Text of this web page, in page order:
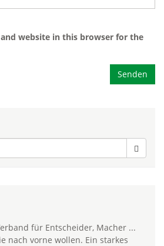
website in this browser for the
für Entscheider, Macher ...
nach vorne wollen. Ein starkes